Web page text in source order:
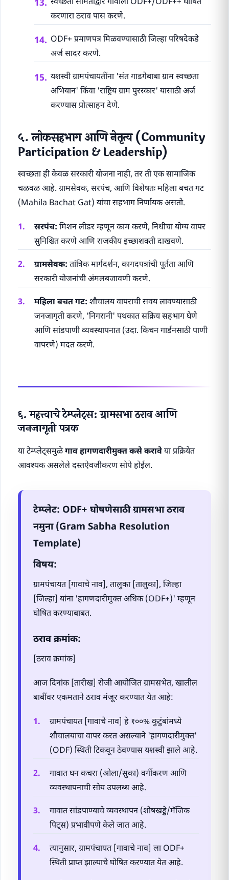
स्वच्छता समितीद्वारे गावाला ODF+/ODF++ घोषित
करणारा ठराव पास करणे.
ODF+ प्रमाणपत्र मिळवण्यासाठी जिल्हा परिषदेकडे
अर्ज सादर करणे.
यशस्वी ग्रामपंचायतींना 'संत गाडगेबाबा ग्राम स्वच्छता
अभियान' किंवा 'राष्ट्रिय ग्राम पुरस्कार' यासाठी अर्ज
करण्यास प्रोत्साहन देणे.
५. लोकसहभाग आणि नेतृत्व (Community
Participation & Leadership)
स्वच्छता ही केवळ सरकारी योजना नाही, तर ती एक सामाजिक
चळवळ आहे. ग्रामसेवक, सरपंच, आणि विशेषतः महिला बचत गट
(Mahila Bachat Gat) यांचा सहभाग निर्णायक असतो.
सरपंच: मिशन लीडर म्हणून काम करणे, निधीचा योग्य वापर
सुनिश्चित करणे आणि राजकीय इच्छाशक्ती दाखवणे.
ग्रामसेवक: तांत्रिक मार्गदर्शन, कागदपत्रांची पूर्तता आणि
सरकारी योजनांची अंमलबजावणी करणे.
महिला बचत गट: शौचालय वापराची सवय लावण्यासाठी
जनजागृती करणे, 'निगरानी' पथकात सक्रिय सहभाग घेणे
आणि सांडपाणी व्यवस्थापनात (उदा. किचन गार्डनसाठी पाणी
वापरणे) मदत करणे.
६. महत्त्वाचे टेम्प्लेट्स: ग्रामसभा ठराव आणि
जनजागृती पत्रक
या टेम्प्लेट्समुळेगाव हागणदारीमुक्त कसे करावेया प्रक्रियेत
आवश्यक असलेले दस्तऐवजीकरण सोपे होईल.
टेम्प्लेट: ODF+ घोषणेसाठी ग्रामसभा ठराव
नमुना (Gram Sabha Resolution
Template)
विषय:
ग्रामपंचायत [गावाचे नाव], तालुका [तालुका], जिल्हा
[जिल्हा] यांना 'हागणदारीमुक्त अधिक (ODF+)' म्हणून
घोषित करण्याबाबत.
ठराव क्रमांक:
[ठराव क्रमांक]
आज दिनांक [तारीख] रोजी आयोजित ग्रामसभेत, खालील
बाबींवर एकमताने ठराव मंजूर करण्यात येत आहे:
ग्रामपंचायत [गावाचे नाव] हे १००% कुटुंबांमध्ये
शौचालयाचा वापर करत असल्याने 'हागणदारीमुक्त'
(ODF) स्थिती टिकवून ठेवण्यास यशस्वी झाले आहे.
गावात घन कचरा (ओला/सुका) वर्गीकरण आणि
व्यवस्थापनाची सोय उपलब्ध आहे.
गावात सांडपाण्याचे व्यवस्थापन (शोषखड्डे/मॅजिक
पिट्स) प्रभावीपणे केले जात आहे.
त्यानुसार, ग्रामपंचायत [गावाचे नाव] ला ODF+
स्थिती प्राप्त झाल्याचे घोषित करण्यात येत आहे.